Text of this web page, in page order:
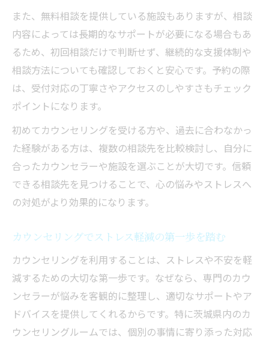
また、無料相談を提供している施設もありますが、相談
内容によっては長期的なサポートが必要になる場合もあ
るため、初回相談だけで判断せず、継続的な支援体制や
相談方法についても確認しておくと安心です。予約の際
は、受付対応の丁寧さやアクセスのしやすさもチェック
ポイントになります。
初めてカウンセリングを受ける方や、過去に合わなかっ
た経験がある方は、複数の相談先を比較検討し、自分に
合ったカウンセラーや施設を選ぶことが大切です。信頼
できる相談先を見つけることで、心の悩みやストレスへ
の対処がより効果的になります。
カウンセリングでストレス軽減の第一歩を踏む
カウンセリングを利用することは、ストレスや不安を軽
減するための大切な第一歩です。なぜなら、専門のカウ
ンセラーが悩みを客観的に整理し、適切なサポートやア
ドバイスを提供してくれるからです。特に茨城県内のカ
ウンセリングルームでは、個別の事情に寄り添った対応